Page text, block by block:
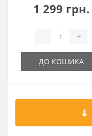
1 299 грн.
- +
ДО КОШИКА